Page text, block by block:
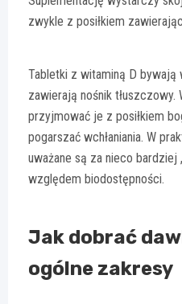
zwykle z posiłkiem
Tabletki z witaminą D bywają
zawierają nośnik
przyjmować je z posiłkiem
pogarszać wchłaniania. W
uważane są za nieco bardziej
względem biodostępności.
Jak dobrać
ogólne zakresy